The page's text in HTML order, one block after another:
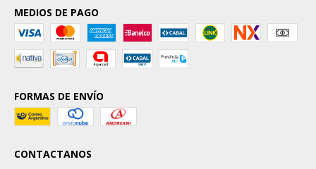
MEDIOS DE PAGO
FORMAS DE ENVÍO
CONTACTANOS